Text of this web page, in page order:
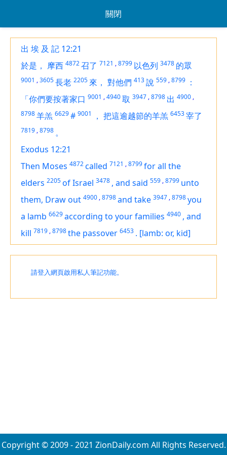
關閉
出 埃 及 記 12:21
於是， 摩西 4872召了 7121 ,8799 以色列 3478 的眾
9001 ,3605長老 2205 來， 對他們 413說 559 ,8799 ：
「你們要按著家口 9001 ,4940取 3947 ,8798 出 4900 ,
8798羊羔 6629# 9001 ， 把這逾越節的羊羔 6453宰了
7819 ,8798 。
Exodus 12:21
Then Moses 4872called 7121 ,8799for all the
elders 2205of Israel 3478 , and said 559 ,8799 unto
them, Draw out 4900 ,8798and take 3947 ,8798you
a lamb 6629according to your families 4940 , and
kill 7819 ,8798the passover 6453 . [lamb: or, kid]
請登入網頁啟用私人筆記功能。
Copyright © 2009 - 2021 ZionDaily.com All Rights Reserved.